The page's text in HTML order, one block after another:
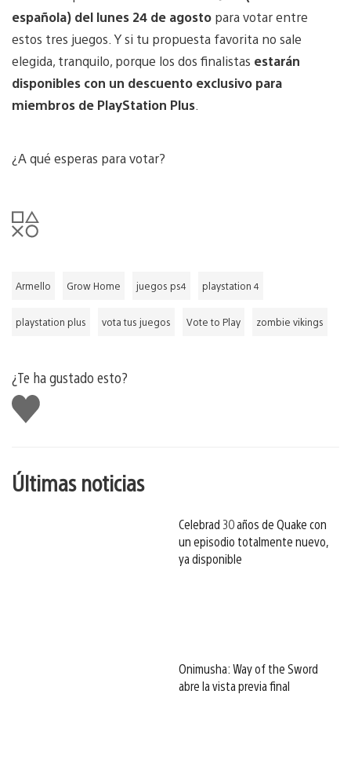
española) del lunes 24 de agosto para votar entre
estos tres juegos. Y si tu propuesta favorita no sale
elegida, tranquilo, porque los dos finalistas estarán
disponibles con un descuento exclusivo para
miembros de PlayStation Plus
¿A qué esperas para votar?
Armello Grow Home juegos ps4 playstation 4
playstation plus vota tus juegos Vote to Play zombie vikings
¿Te ha gustado esto?
Me
gusta
Últimas noticias
Celebrad 30 años de Quake con
un episodio totalmente nuevo,
ya disponible
Onimusha: Way of the Sword
abre la vista previa final